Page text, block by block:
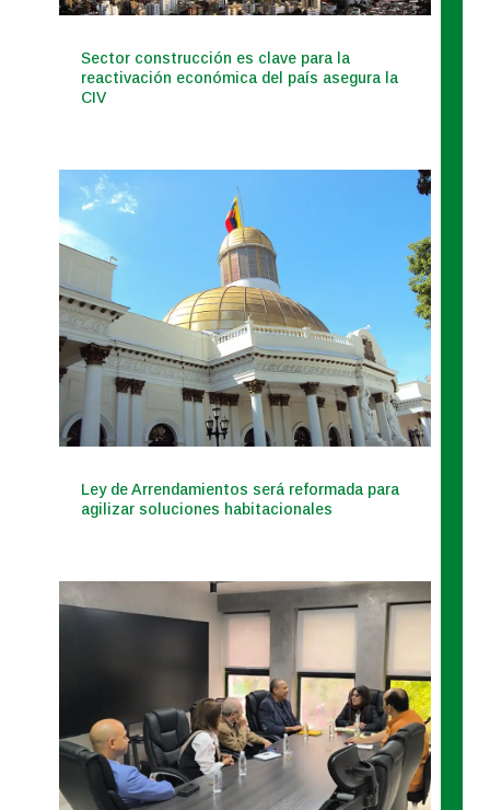
Sector construcción es clave para la
reactivación económica del país asegura la
CIV
Ley de Arrendamientos será reformada para
agilizar soluciones habitacionales